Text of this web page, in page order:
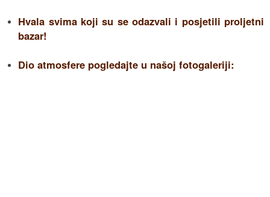
Hvala svima koji su se odazvali i posjetili proljetni
bazar!
Dio atmosfere pogledajte u našoj fotogaleriji: